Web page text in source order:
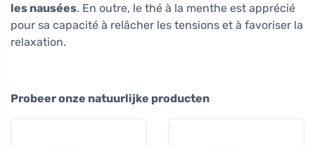
les nausées. En outre, le thé à la menthe est apprécié
pour sa capacité à relâcher les tensions et à favoriser la
relaxation.
Probeer onze natuurlijke producten